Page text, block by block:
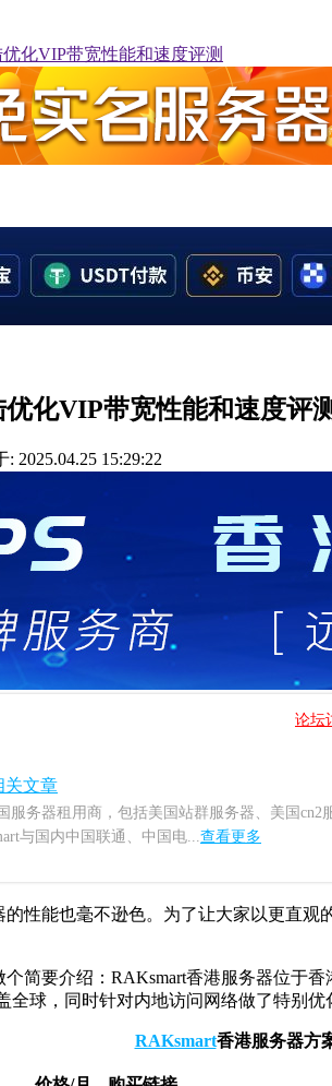
化VIP带宽性能和速度评测
化VIP带宽性能和速度评
: 2025.04.25 15:29:22
论坛
关文章
服务器租用商，包括美国站群服务器、美国cn2
与国内中国联通、中国电... 查看更多
的性能也毫不逊色。为了让大家以更直
简要介绍：RAKsmart香港服务器位于
球，同时针对内地访问网络做了特别
RAKsmart香港服务器方